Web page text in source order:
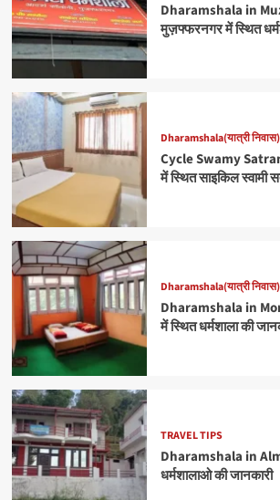
Dharamshala in
मुज़फ्फरनगर में स्थित
Dharamshala(यात्री निवास)
Cycle Swamy
में स्थित साइकिल स्वामी
Dharamshala(यात्री निवास)
Dharamshala in
में स्थित धर्मशाला की
TRAVEL TIPS
Dharamshala in
धर्मशालाओ की जानकारी